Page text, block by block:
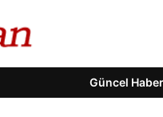
Güncel